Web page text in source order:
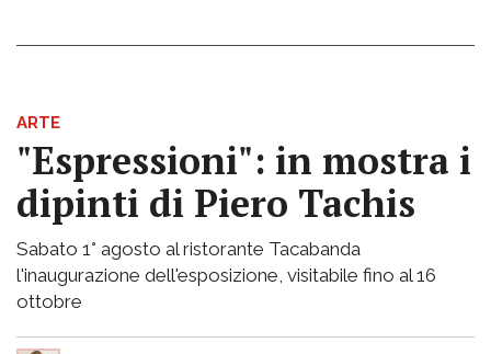
ARTE
"Espressioni": in mostra i
dipinti di Piero Tachis
Sabato 1° agosto al ristorante Tacabanda
l'inaugurazione dell'esposizione, visitabile fino al 16
ottobre